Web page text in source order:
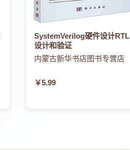
SystemVerilog硬件设计RTL
设计和验证
内蒙古新华书店图书专营店
￥5.99